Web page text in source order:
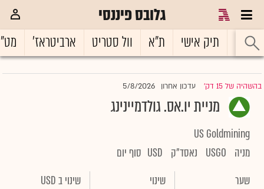
גלובס פיננסי
ראשי תיק אישי ת"א וול סטריט ארביטראז'
בהשהיה של 15 דק' |עדכון אחרון 5/8/2026
מניית יו.אס. גולדמיינינג
US Goldmining
מניה
USGO נאסד"ק USD סוף יום
שער
שינוי שינוי ב USD